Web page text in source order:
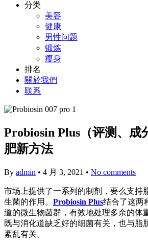
分类
美容
健康
男性问题
锻炼
瘦身
排名
關於我們
联系
Probiosin Plus（评测、成
肥新方法
By admin • 4 月 3, 2021 • No comments
市场上提供了一系列的制剂，要么支持
生菌的作用。 Probiosin Plus结合了这两
道的微生物菌群，有效地处理多余的体
既与消化道缺乏好的细菌有关，也与脂
紊乱有关。